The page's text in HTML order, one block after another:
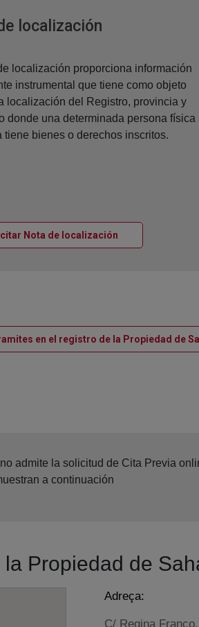
localizaciónVentana nueva
localización proporciona información
instrumental que tiene como objeto
localización del Registro, provincia y
donde una determinada persona física
tiene bienes o derechos inscritos.
Nota de localizaciónVentana nueva
en el registro de la Propiedad de
no admite la solicitud de Cita Previa
a continuación
Propiedad de
Adreça:
C/ Regina